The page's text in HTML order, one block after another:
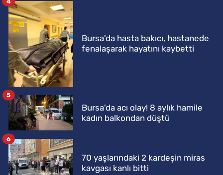
Bursa'da hasta bakıcı, hastanede
fenalaşarak hayatını kaybetti
Bursa'da acı olay! 8 aylık hamile
kadın balkondan düştü
5
70 yaşlarındaki 2 kardeşin miras
kavgası kanlı bitti
6